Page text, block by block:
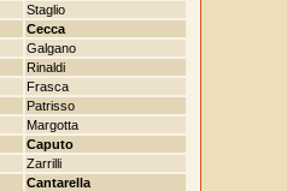
Staglio
Cecca
Galgano
Rinaldi
Frasca
Patrisso
Margotta
Caputo
Zarrilli
Cantarella